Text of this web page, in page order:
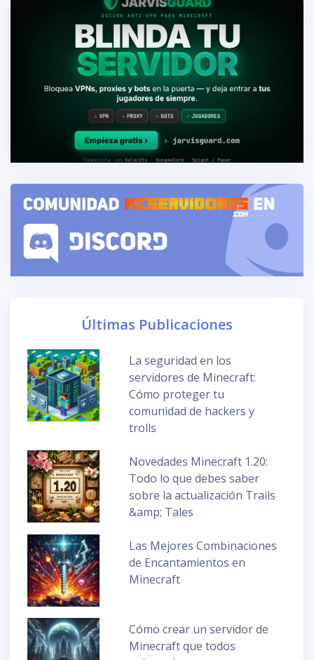
Últimas Publicaciones
La seguridad en los
servidores de Minecraft:
Cómo proteger tu
comunidad de hackers y
trolls
Novedades Minecraft 1.20:
Todo lo que debes saber
sobre la actualización Trails
&amp; Tales
Las Mejores Combinaciones
de Encantamientos en
Minecraft
Cómo crear un servidor de
Minecraft que todos